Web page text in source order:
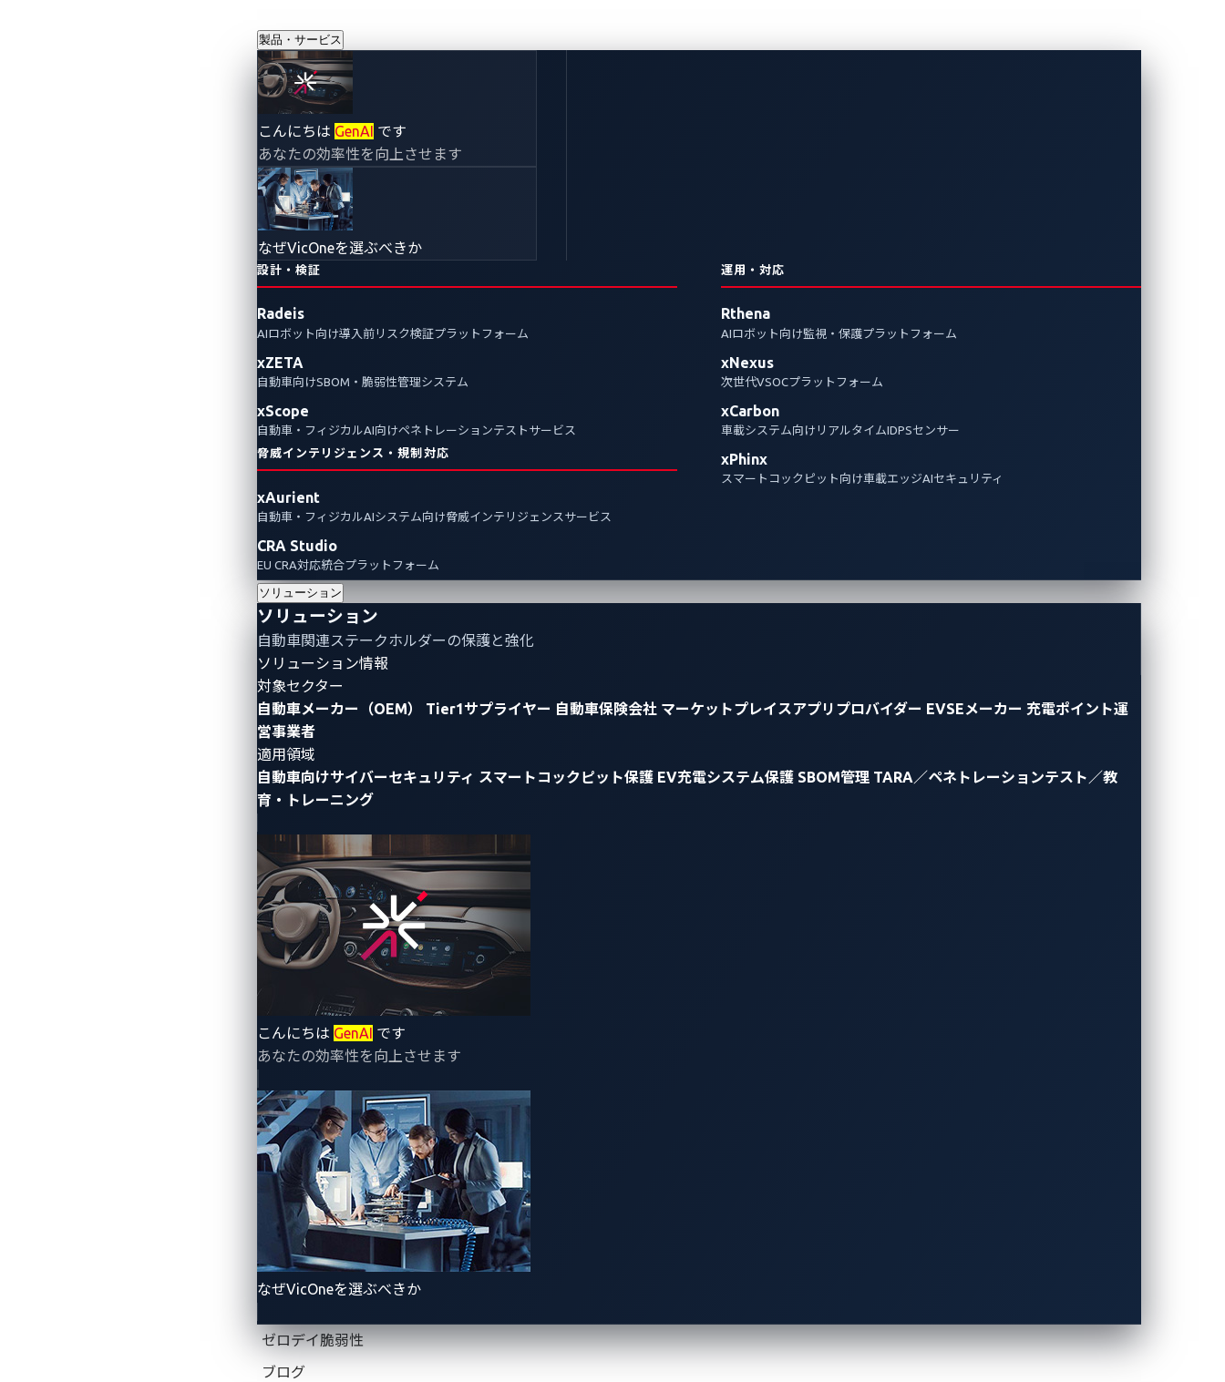
製品・サービス
こんにちは GenAI です
あなたの効率性を向上させます
なぜVicOneを選ぶべきか
設計・検証
Radeis
AIロボット向け導入前リスク検証プラットフォーム
xZETA
自動車向けSBOM・脆弱性管理システム
xScope
自動車・フィジカルAI向けペネトレーションテストサービス
脅威インテリジェンス・規制対応
xAurient
自動車・フィジカルAIシステム向け脅威インテリジェンスサービス
CRA Studio
EU CRA対応統合プラットフォーム
運用・対応
Rthena
AIロボット向け監視・保護プラットフォーム
xNexus
次世代VSOCプラットフォーム
xCarbon
車載システム向けリアルタイムIDPSセンサー
xPhinx
スマートコックピット向け車載エッジAIセキュリティ
ソリューション
ソリューション
自動車関連ステークホルダーの保護と強化
ソリューション情報
対象セクター
自動車メーカー（OEM）
Tier1サプライヤー 自動車保険会社 マーケットプレイスアプリプロバイダー EVSEメーカー 充電ポイント運
営事業者
適用領域
自動車向けサイバーセキュリティ スマートコックピット保護 EV充電システム保護 SBOM管理 TARA／ペネトレーションテスト／教
育・トレーニング
こんにちは GenAI です
あなたの効率性を向上させます
なぜVicOneを選ぶべきか
ゼロデイ脆弱性
ブログ
充電器におけるモビリティ時代のサイバーセキュ
リティ対策
電気自動車（EV）用の充電インフラの脆弱性を突いて、EVの充電システムへサイバー攻撃が行われ、これにより、被害を受け
た企業などへの風評被害やサービス停止などの被害につながる恐れがあります。
By Ling Cheng (Senior Product Marketing Manager)
台湾経済部は最近、電気自動車（EV）充電システムにおけるサイバーセキュリティを自主製品認証（VPC）項目に加えたと発表しました。この目
的は、インターネットに接続されたEV充電システムを利用する際に、公衆が潜在的なサイバーセキュリティリスクを避けられるようにすることで
認証基準では電気自動車供給設備（EVSE）が以下の5つの基本的なサイバーセキュリティ保護機能を有していることを保証しま
す。これらは、物理的セキュリティ、システムセキュリティ、ファームウェア更新、通信セキュリティ、及びアイデンティティ認証と認可メカニ
ズムのセキュリティという5項目となります。この新規要件は2023年6月29日に発効し、1年間の移行期間は2024年7月1日に終了します。
しかし、このような基準を設けたのは台湾が初めてではありません。2020年には、欧州電気通信標準協会（ETSI）が、消費者向けインターネッ
ト・オブ・シングス（IoT）デバイスのセキュリティとプライバシー保護基準である
バイスが一般的なサイバーセキュリティ脅威から保護されることを目指しています。同様に、2022年6月30日に施行された
マート充電ポイント）規制
るためのセキュリティ基準が設定されています。